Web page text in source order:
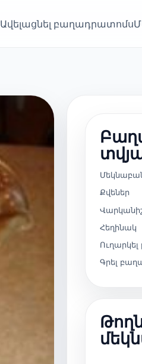
Ավելացնել բաղադրատոմս
Քվեներ
Հեղինակ
Ուղարկել
Գրել